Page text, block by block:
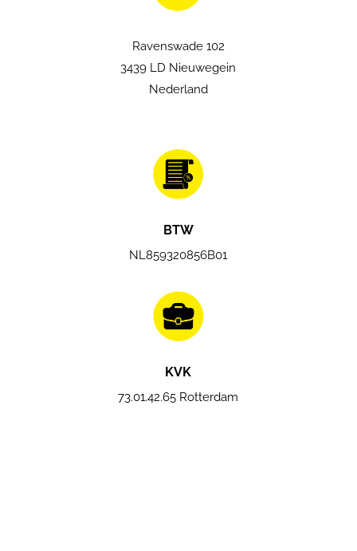
Ravenswade 102
3439 LD Nieuwegein
Nederland
BTW
NL859320856B01
KVK
73.01.42.65 Rotterdam